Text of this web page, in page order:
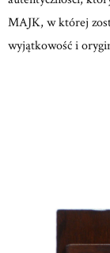
MAJK, w której
wyjątkowość i